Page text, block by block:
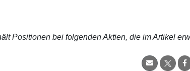
Positionen bei folgenden Aktien, die im Artikel